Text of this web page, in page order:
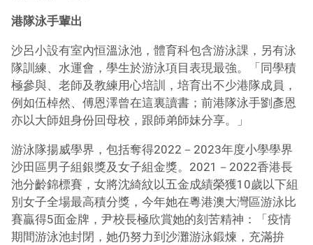
港隊泳手輩出
沙呂小設有室內恒溫泳池，體育科包含游泳課，另有泳
隊訓練、水運會，學生於游泳項目表現最強。「同學積
極參與、老師及教練用心培訓，培育出不少港隊成員，
例如伍棹然、傅恩澤曾在這裏讀書；前港隊泳手劉彥恩
亦以大師姐身份回母校，跟師弟師妹分享。」
游泳隊揚威學界，包括奪得2022－2023年度小學學界
沙田區男子組銀獎及女子組金獎。2021－2022香港長
池分齡錦標賽，女將沈綺紋以五金成績榮獲10歲以下組
別女子全場最高積分獎，今年她在粵港澳大灣區游泳比
賽贏得5面金牌，尹校長極欣賞她的刻苦精神：「疫情
期間游泳池封閉，她仍努力到沙灘游泳鍛煉，充滿拚